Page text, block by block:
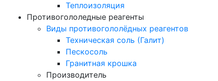
Теплоизоляция
Противогололедные реагенты
Виды противогололёдных реагентов
Техническая соль (Галит)
Пескосоль
Гранитная крошка
Производитель